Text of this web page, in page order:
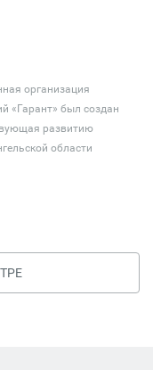
организация
«Гарант» был создан
развитию
области